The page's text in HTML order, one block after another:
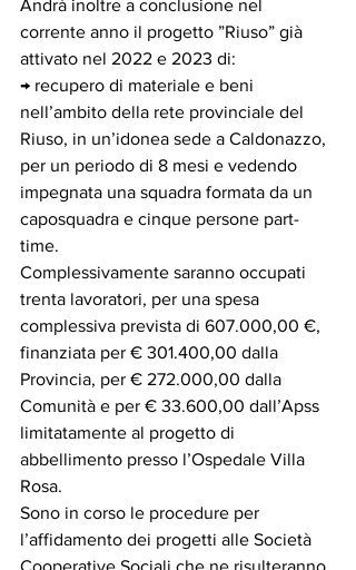
Andrà inoltre a conclusione nel
corrente anno il progetto ”Riuso” già
attivato nel 2022 e 2023 di:
→ recupero di materiale e beni
nell’ambito della rete provinciale del
Riuso, in un’idonea sede a Caldonazzo,
per un periodo di 8 mesi e vedendo
impegnata una squadra formata da un
caposquadra e cinque persone part-
time.
Complessivamente saranno occupati
trenta lavoratori, per una spesa
complessiva prevista di 607.000,00 €,
finanziata per € 301.400,00 dalla
Provincia, per € 272.000,00 dalla
Comunità e per € 33.600,00 dall’Apss
limitatamente al progetto di
abbellimento presso l’Ospedale Villa
Rosa.
Sono in corso le procedure per
l’affidamento dei progetti alle Società